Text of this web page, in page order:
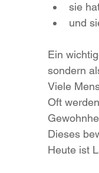
sie
und
Ein
sondern
Viele
Oft
Dieses
Heute ist